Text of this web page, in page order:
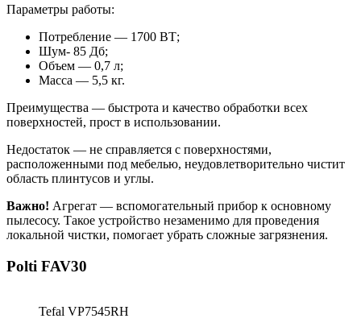
Параметры работы:
Потребление — 1700 ВТ;
Шум- 85 Дб;
Объем — 0,7 л;
Масса — 5,5 кг.
Преимущества — быстрота и качество обработки всех
поверхностей, прост в использовании.
Недостаток — не справляется с поверхностями,
расположенными под мебелью, неудовлетворительно чистит
область плинтусов и углы.
Важно! Агрегат — вспомогательный прибор к основному
пылесосу. Такое устройство незаменимо для проведения
локальной чистки, помогает убрать сложные загрязнения.
Polti FAV30
Tefal VP7545RH